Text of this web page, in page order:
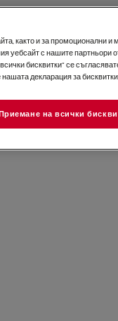
както и за промоционални и
уебсайт с нашите партньори
бисквитки“ се
декларация за бисквитки.
на всички